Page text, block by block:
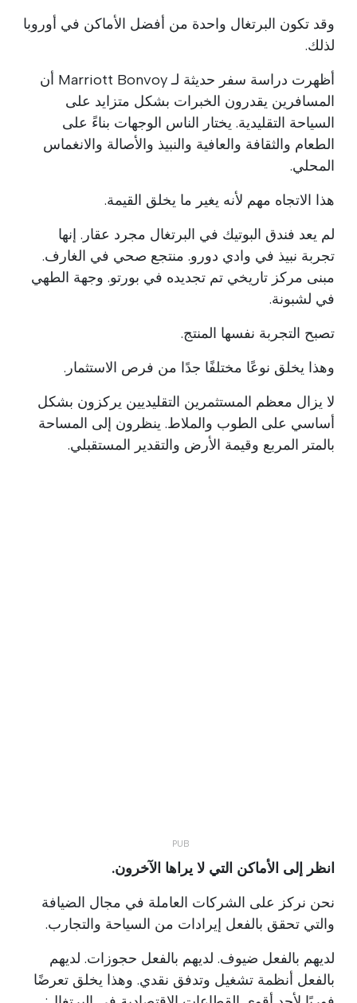
وقد تكون البرتغال واحدة من أفضل الأماكن في أوروبا
لذلك.
أظهرت دراسة سفر حديثة لـ Marriott Bonvoy أن
المسافرين يقدرون الخبرات بشكل متزايد على
السياحة التقليدية. يختار الناس الوجهات بناءً على
الطعام والثقافة والعافية والنبيذ والأصالة والانغماس
المحلي.
هذا الاتجاه مهم لأنه يغير ما يخلق القيمة.
لم يعد فندق البوتيك في البرتغال مجرد عقار. إنها
تجربة نبيذ في وادي دورو. منتجع صحي في الغارف.
مبنى مركز تاريخي تم تجديده في بورتو. وجهة الطهي
في لشبونة.
تصبح التجربة نفسها المنتج.
وهذا يخلق نوعًا مختلفًا جدًا من فرص الاستثمار.
لا يزال معظم المستثمرين التقليديين يركزون بشكل
أساسي على الطوب والملاط. ينظرون إلى المساحة
بالمتر المربع وقيمة الأرض والتقدير المستقبلي.
انظر إلى الأماكن التي لا يراها الآخرون.
نحن نركز على الشركات العاملة في مجال الضيافة
والتي تحقق بالفعل إيرادات من السياحة والتجارب.
لديهم بالفعل ضيوف. لديهم بالفعل حجوزات. لديهم
بالفعل أنظمة تشغيل وتدفق نقدي. وهذا يخلق تعرضًا